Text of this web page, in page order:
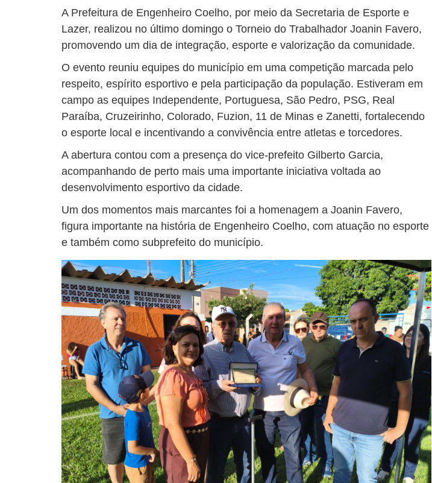
A Prefeitura de Engenheiro Coelho, por meio da Secretaria de Esporte e
Lazer, realizou no último domingo o Torneio do Trabalhador Joanin Favero,
promovendo um dia de integração, esporte e valorização da comunidade.
O evento reuniu equipes do município em uma competição marcada pelo
respeito, espírito esportivo e pela participação da população. Estiveram em
campo as equipes Independente, Portuguesa, São Pedro, PSG, Real
Paraíba, Cruzeirinho, Colorado, Fuzion, 11 de Minas e Zanetti, fortalecendo
o esporte local e incentivando a convivência entre atletas e torcedores.
A abertura contou com a presença do vice-prefeito Gilberto Garcia,
acompanhando de perto mais uma importante iniciativa voltada ao
desenvolvimento esportivo da cidade.
Um dos momentos mais marcantes foi a homenagem a Joanin Favero,
figura importante na história de Engenheiro Coelho, com atuação no esporte
e também como subprefeito do município.
Operação Tapa-Buraco é
intensificada em Engenheiro
Coelho
Expo Artur confirma shows de
Mariana Fagundes e Ludmilla
Educação de Engenheiro
Coelho realiza reunião de
alinhamento